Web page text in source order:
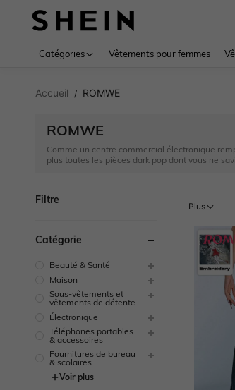
Catégories Vêtements pour femmes
Accueil / ROMWE
ROMWE
Comme un centre commercial électronique
plus toutes les pièces dark pop dont vous ne
Filtre
Catégorie
Beauté & Santé
Maison
Sous-vêtements et
vêtements de détente
Électronique
Téléphones portables
& accessoires
Fournitures de bureau
& scolaires
Voir plus
Plus